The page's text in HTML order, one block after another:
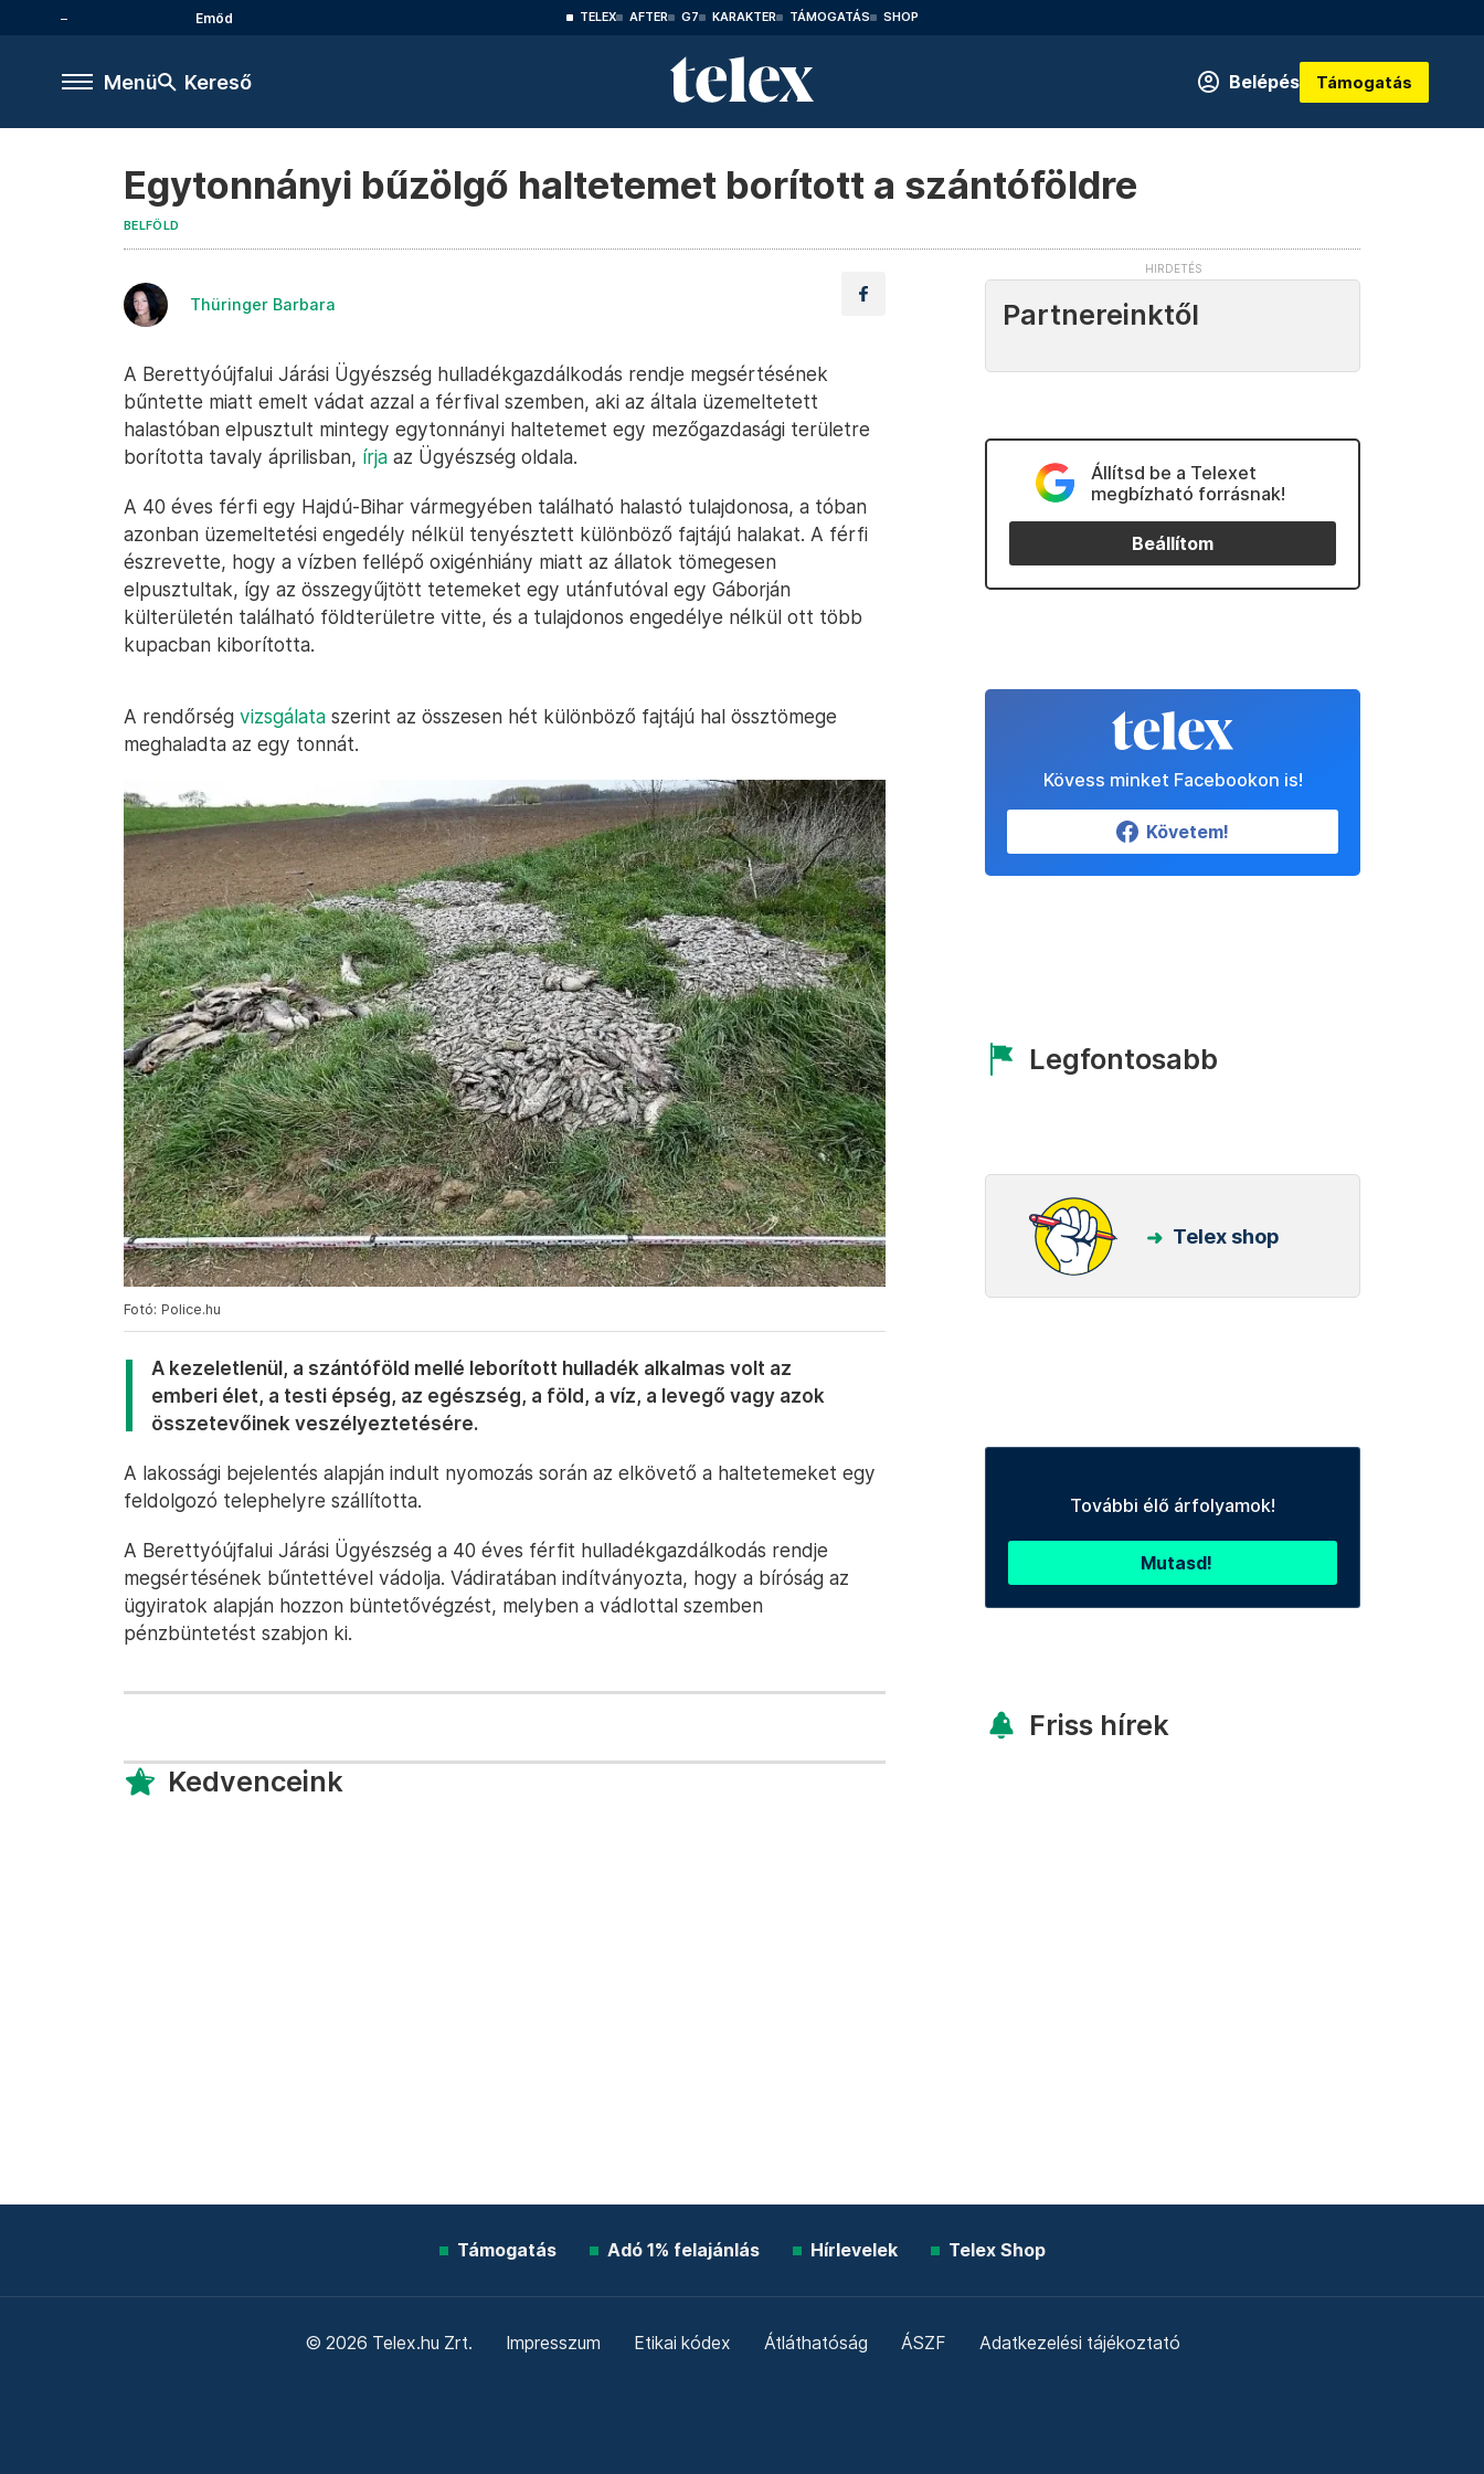
Emőd TELEX AFTER G7 KARAKTER TÁMOGATÁS SHOP
Menü Kereső Belépés Támogatás
Egytonnányi bűzölgő haltetemet borított a szántóföldre
BELFÖLD
Thüringer Barbara
A Berettyóújfalui Járási Ügyészség hulladékgazdálkodás rendje megsértésének
bűntette miatt emelt vádat azzal a férfival szemben, aki az általa üzemeltetett
halastóban elpusztult mintegy egytonnányi haltetemet egy mezőgazdasági területre
borította tavaly áprilisban, írja az Ügyészség oldala.
A 40 éves férfi egy Hajdú-Bihar vármegyében található halastó tulajdonosa, a tóban
azonban üzemeltetési engedély nélkül tenyésztett különböző fajtájú halakat. A férfi
észrevette, hogy a vízben fellépő oxigénhiány miatt az állatok tömegesen
elpusztultak, így az összegyűjtött tetemeket egy utánfutóval egy Gáborján
külterületén található földterületre vitte, és a tulajdonos engedélye nélkül ott több
kupacban kiborította.
A rendőrség vizsgálata szerint az összesen hét különböző fajtájú hal össztömege
meghaladta az egy tonnát.
Fotó: Police.hu
A kezeletlenül, a szántóföld mellé leborított hulladék alkalmas volt az
emberi élet, a testi épség, az egészség, a föld, a víz, a levegő vagy azok
összetevőinek veszélyeztetésére.
A lakossági bejelentés alapján indult nyomozás során az elkövető a haltetemeket egy
feldolgozó telephelyre szállította.
A Berettyóújfalui Járási Ügyészség a 40 éves férfit hulladékgazdálkodás rendje
megsértésének bűntettével vádolja. Vádiratában indítványozta, hogy a bíróság az
ügyiratok alapján hozzon büntetővégzést, melyben a vádlottal szemben
pénzbüntetést szabjon ki.
Kedvenceink
Partnereinktől
Állítsd be a Telexet
megbízható forrásnak!
Beállítom
Kövess minket Facebookon is!
Követem!
Legfontosabb
Telex shop
További élő árfolyamok!
Mutasd!
Friss hírek
Támogatás Adó 1% felajánlás Hírlevelek Telex Shop
© 2026 Telex.hu Zrt. Impresszum Etikai kódex Átláthatóság ÁSZF Adatkezelési tájékoztató